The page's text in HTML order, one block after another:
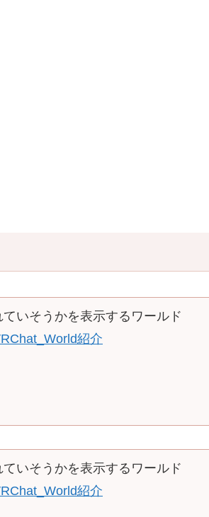
いそうかを表示するワールド
紹介
いそうかを表示するワールド
紹介